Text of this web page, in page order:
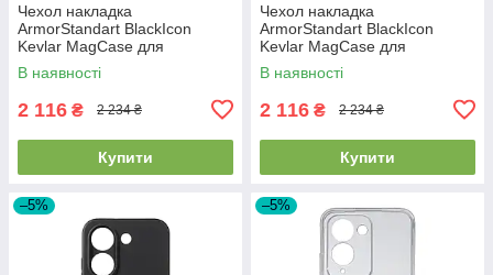
Чехол накладка
ArmorStandart BlackIcon
Kevlar MagCase для
Samsung S26 Plus Sunset
(ARM90157)
В наявності
2 116 ₴ 2 234 ₴
Купити
Чехол накладка
ArmorStandart BlackIcon
Kevlar MagCase для
Samsung S26 Ultra Sunset
(ARM90158)
В наявності
2 116 ₴ 2 234 ₴
Купити
–5% –5%